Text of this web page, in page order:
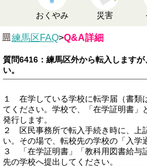
おくやみ 災害
練馬区FAQ>Q&A詳細
質問6416：練馬区外から転入します
い。
１ 在学している学校に転学届（書類
てください。学校で、「在学証明書」
発行します。
２ 区民事務所で転入手続き時に、上
い。その場で、転校先の学校の「入学
３ 「在学証明書」「教科用図書給与
先の学校へ提出してください。